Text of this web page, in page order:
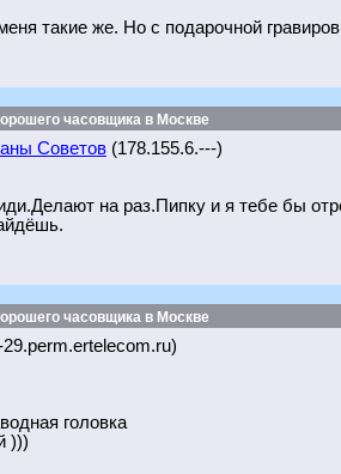
такие же. Но с подарочной
часовщика в Москве
Советов (178.155.6.---)
на раз.Пипку и я тебе бы
часовщика в Москве
головка
)))